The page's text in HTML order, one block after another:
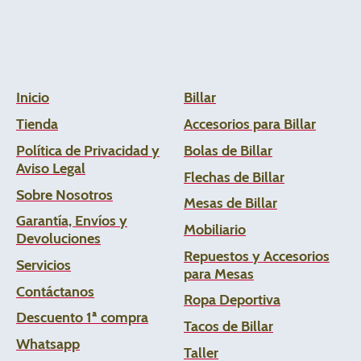
Inicio
Tienda
Política de Privacidad y
Aviso Legal
Sobre Nosotros
Garantía, Envíos y
Devoluciones
Servicios
Contáctanos
Descuento 1ª compra
Whatsapp
Billar
Accesorios para Billar
Bolas de Billar
Flechas de Billar
Mesas de Billar
Mobiliario
Repuestos y Accesorios
para Mesas
Ropa Deportiva
Tacos de Billar
Taller